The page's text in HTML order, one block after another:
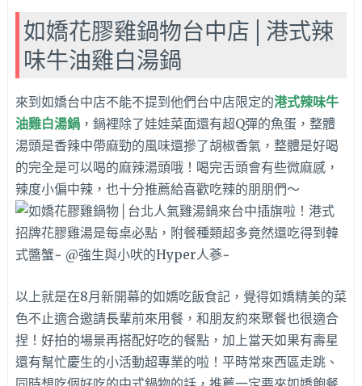
如嬌花膠雞鍋物台中店│港式辣
味牛油雞白湯鍋
來到如嬌台中店不能不提到他們台中店限定的港式辣味牛
油雞白湯鍋，鍋裡除了娃娃菜面還有超Q彈的魚蛋，整體
湯頭是香辣中帶麻勁的風味還摻了胡椒香氣，整體是好喝
的完全是可以喝的麻辣湯頭哦！喝完舌頭會有些微麻感，
辣度小偏中辣，也十分推薦給喜歡吃辣的朋朋們～
以上就是在8月新開幕的如嬌吃飯食記，覺得如嬌精美的菜
色不止適合邀請長輩前來用餐，和朋友約來聚餐也很適合
捏！好拍的場景再搭配好吃的餐點，加上當天如果有壽星
還有幫忙慶生的小活動超專業的啦！平時常來西區走跳、